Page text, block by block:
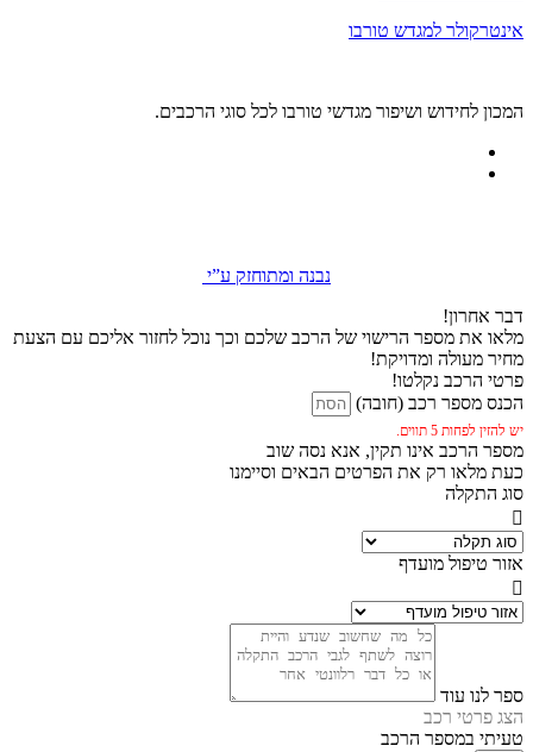
אינטרקולר למגדש טורבו
המכון לחידוש ושיפור מגדשי טורבו לכל סוגי הרכבים.
נבנה ומתוחזק ע”י
דבר אחרון!
מלאו את מספר הרישוי של הרכב שלכם וכך נוכל לחזור אליכם עם הצעת
מחיר מעולה ומדויקת!
פרטי הרכב נקלטו!
הכנס מספר רכב (חובה)
יש להזין לפחות 5 תווים.
מספר הרכב אינו תקין, אנא נסה שוב
כעת מלאו רק את הפרטים הבאים וסיימנו
סוג התקלה
אזור טיפול מועדף
ספר לנו עוד
הצג פרטי רכב
טעיתי במספר הרכב